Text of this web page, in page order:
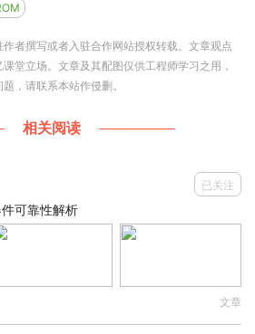
或其他关键硬件中，存储固化
脑启动所需的BIOS或UEFI固
断电后保存不变，保证电脑能
的NAND闪存
SSD作为主要存储设备，使用
盘，SSD具有读写速度快、抗震
者撰写或者入驻合作网站授权转载。文章观点
堂立场。文章及其配图仅供工程师学习之用，
，请联系本站作侵删。
相关阅读
已关注
可靠性解析
文章